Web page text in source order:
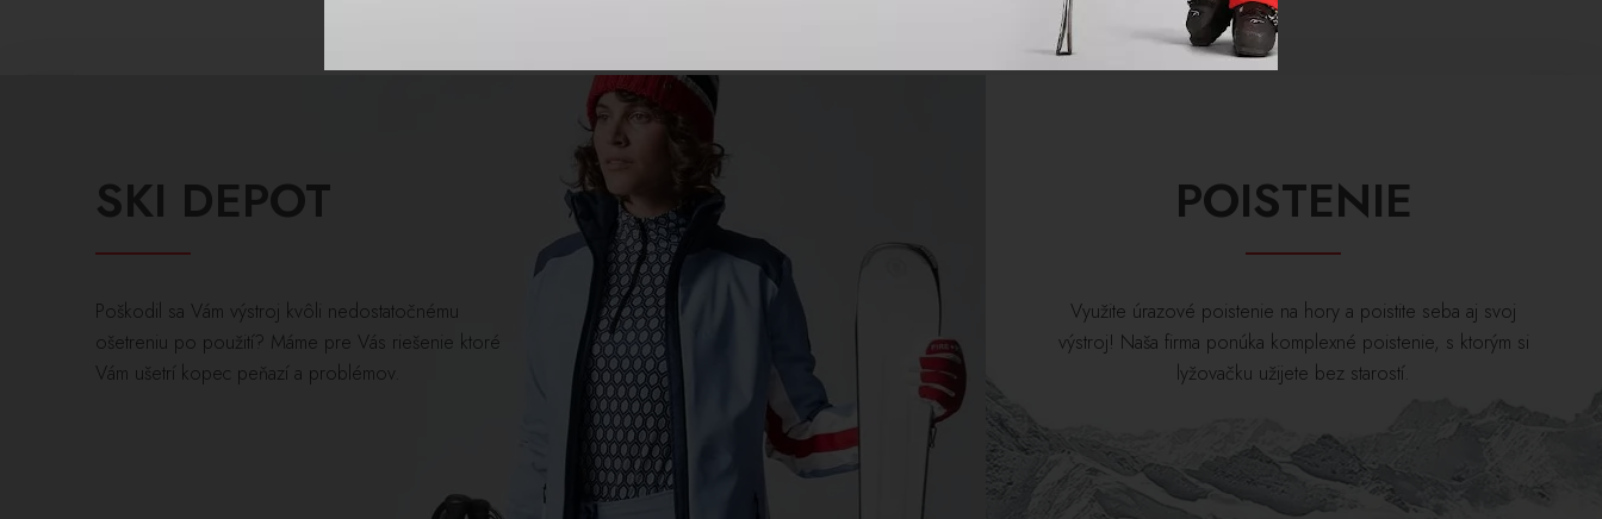
SKI DEPOT
Poškodil sa Vám výstroj kvôli nedostatočnému
ošetreniu po použití? Máme pre Vás riešenie ktoré
Vám ušetrí kopec peňazí a problémov.
POISTENIE
Využite úrazové poistenie na hory a poistite seba aj svoj
výstroj! Naša firma ponúka komplexné poistenie, s ktorým si
lyžovačku užijete bez starostí.